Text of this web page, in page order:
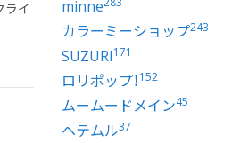
ライ minne
カラーミーショップ243
SUZURI171
ロリポップ！152
ムームードメイン45
ヘテムル37